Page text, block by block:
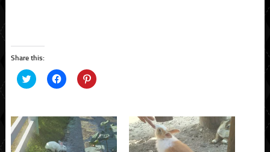
Share this:
Click
to
(Opens
in
new
window)
Click
to
(Opens
in
new
window)
Click
to
(Opens
in
new
window)